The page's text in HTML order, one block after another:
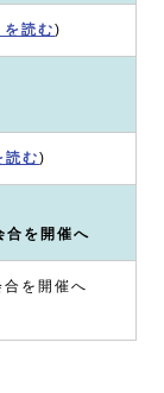
を読む )
読む )
合を開催へ
合を開催へ